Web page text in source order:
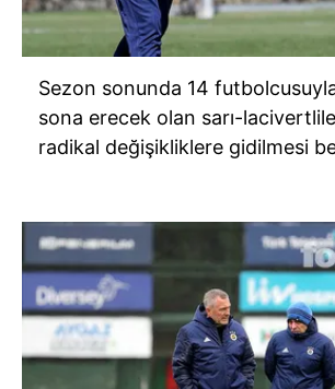
Sezon sonunda 14
sona erecek olan sarı-
radikal değişikliklere gidilmesi